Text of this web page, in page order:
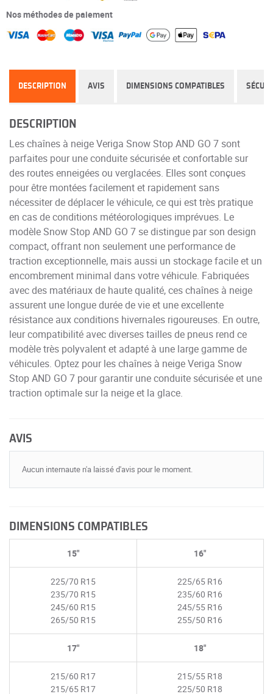
Nos méthodes de paiement
DESCRIPTION AVIS DIMENSIONS COMPATIBLES
DESCRIPTION
Les chaînes à neige Veriga Snow Stop AND GO 7 sont
parfaites pour une conduite sécurisée et confortable sur
des routes enneigées ou verglacées. Elles sont conçues
pour être montées facilement et rapidement sans
nécessiter de déplacer le véhicule, ce qui est très pratique
en cas de conditions météorologiques imprévues. Le
modèle Snow Stop AND GO 7 se distingue par son design
compact, offrant non seulement une performance de
traction exceptionnelle, mais aussi un stockage facile et un
encombrement minimal dans votre véhicule. Fabriquées
avec des matériaux de haute qualité, ces chaînes à neige
assurent une longue durée de vie et une excellente
résistance aux conditions hivernales rigoureuses. En outre,
leur compatibilité avec diverses tailles de pneus rend ce
modèle très polyvalent et adapté à une large gamme de
véhicules. Optez pour les chaînes à neige Veriga Snow
Stop AND GO 7 pour garantir une conduite sécurisée et une
traction optimale sur la neige et la glace.
AVIS
Aucun internaute n'a laissé d'avis pour le moment.
DIMENSIONS COMPATIBLES
15"
225/70 R15
235/70 R15
245/60 R15
265/50 R15
16"
225/65 R16
235/60 R16
245/55 R16
255/50 R16
17"
215/60 R17
215/65 R17
18"
215/55 R18
225/50 R18